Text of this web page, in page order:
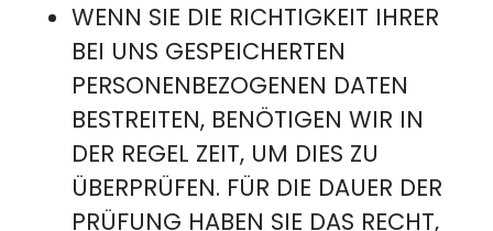
WENN SIE DIE RICHTIGKEIT IHRER
BEI UNS GESPEICHERTEN
PERSONENBEZOGENEN DATEN
BESTREITEN, BENÖTIGEN WIR IN
DER REGEL ZEIT, UM DIES ZU
ÜBERPRÜFEN. FÜR DIE DAUER DER
PRÜFUNG HABEN SIE DAS RECHT,